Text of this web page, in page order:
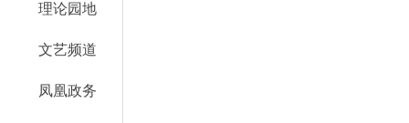
理论园地
文艺频道
凤凰政务